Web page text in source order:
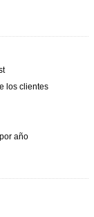
los clientes
año